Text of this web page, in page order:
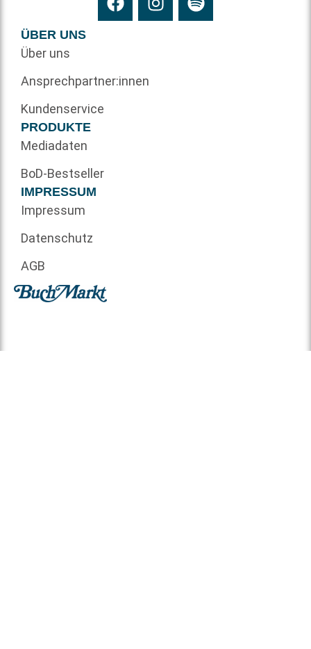
ÜBER UNS
Über uns
Ansprechpartner:innen
Kundenservice
PRODUKTE
Mediadaten
BoD-Bestseller
IMPRESSUM
Impressum
Datenschutz
AGB